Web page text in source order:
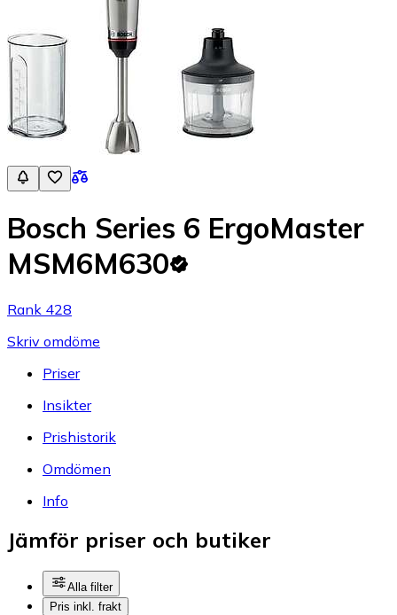
Bosch Series 6 ErgoMaster
MSM6M630
Rank 428
Skriv omdöme
Priser
Insikter
Prishistorik
Omdömen
Info
Jämför priser och butiker
Alla filter
Pris inkl. frakt